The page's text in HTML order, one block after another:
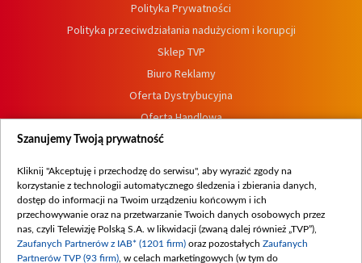
Polityka Prywatności
Polityka przeciwdziałania nadużyciom i korupcji
Sklep TVP
Biuro Reklamy
Oferta Dystrybucyjna
Oferta Handlowa
Dostępność
Procedura zgłoszeń wewnętrznych
Szanujemy Twoją prywatność
Kliknij "Akceptuję i przechodzę do serwisu", aby wyrazić zgody na
korzystanie z technologii automatycznego śledzenia i zbierania danych,
dostęp do informacji na Twoim urządzeniu końcowym i ich
przechowywanie oraz na przetwarzanie Twoich danych osobowych przez
nas, czyli Telewizję Polską S.A. w likwidacji (zwaną dalej również „TVP”),
Zaufanych Partnerów z IAB* (1201 firm) oraz pozostałych Zaufanych
Partnerów TVP (93 firm) , w celach marketingowych (w tym do